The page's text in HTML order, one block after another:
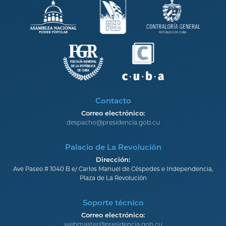
Contacto
Correo electrónico:
despacho@presidencia.gob.cu
Palacio de La Revolución
Dirección:
Ave Paseo # 1040 B e/ Carlos Manuel de Céspedes e Independencia,
Plaza de La Revolución
Soporte técnico
Correo electrónico:
webmaster@presidencia.gob.cu